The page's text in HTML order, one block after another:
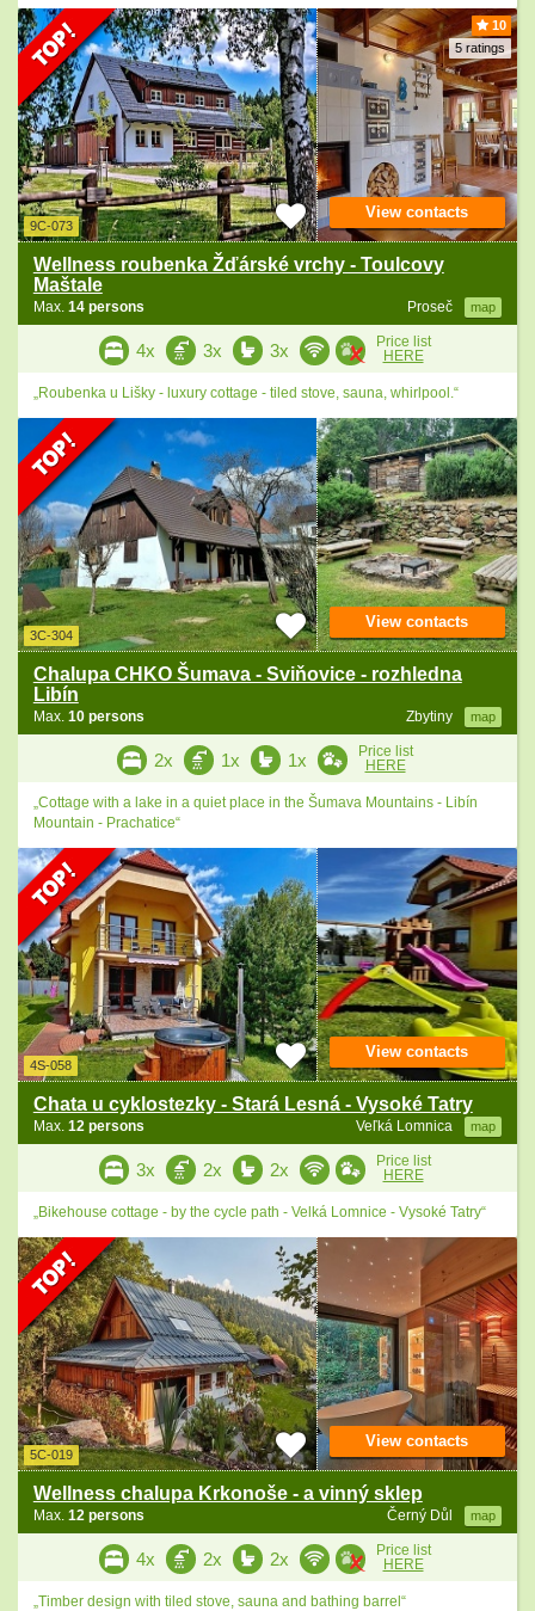
10
5 ratings
9C-073
Wellness roubenka Žďárské vrchy - Toulcovy
Maštale
Proseč map
Max. 14 persons
View contacts
4x 3x 3x
Price list
HERE
„Roubenka u Lišky - luxury cottage - tiled stove, sauna, whirlpool.“
3C-304
Chalupa CHKO Šumava - Sviňovice - rozhledna
Libín
Zbytiny map
Max. 10 persons
View contacts
2x 1x 1x
Price list
HERE
„Cottage with a lake in a quiet place in the Šumava Mountains - Libín
Mountain - Prachatice“
4S-058
Chata u cyklostezky - Stará Lesná - Vysoké Tatry
Veľká Lomnica map
Max. 12 persons
View contacts
3x 2x 2x
Price list
HERE
„Bikehouse cottage - by the cycle path - Velká Lomnice - Vysoké Tatry“
5C-019
Wellness chalupa Krkonoše - a vinný sklep
Černý Důl map
Max. 12 persons
View contacts
4x 2x 2x
Price list
HERE
„Timber design with tiled stove, sauna and bathing barrel“